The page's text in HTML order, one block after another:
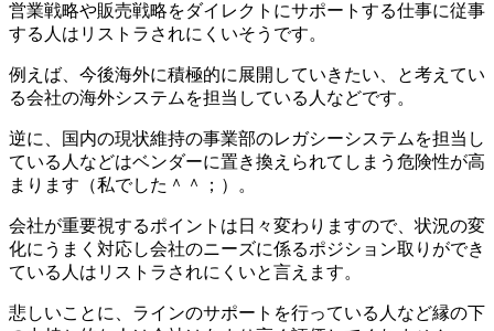
営業戦略や販売戦略をダイレクトにサポートする仕事に従事
する人はリストラされにくいそうです。
例えば、今後海外に積極的に展開していきたい、と考えてい
る会社の海外システムを担当している人などです。
逆に、国内の現状維持の事業部のレガシーシステムを担当し
ている人などはベンダーに置き換えられてしまう危険性が高
まります（私でした＾＾；）。
会社が重要視するポイントは日々変わりますので、状況の変
化にうまく対応し会社のニーズに係るポジション取りができ
ている人はリストラされにくいと言えます。
悲しいことに、ラインのサポートを行っている人など縁の下